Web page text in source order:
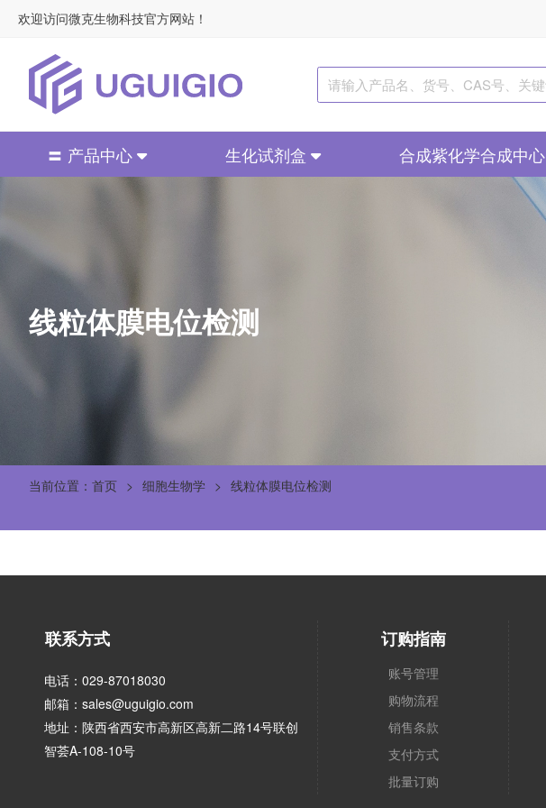
欢迎访问微克生物科技官方网站！
〓 产品中心 生化试剂盒 合成紫化学合成中心
线粒体膜电位检测
当前位置：首页 细胞生物学 线粒体膜电位检测
联系方式
电话：029-87018030
邮箱：sales@uguigio.com
地址：陕西省西安市高新区高新二路14号联创
智荟A-108-10号
订购指南
账号管理
购物流程
销售条款
支付方式
批量订购